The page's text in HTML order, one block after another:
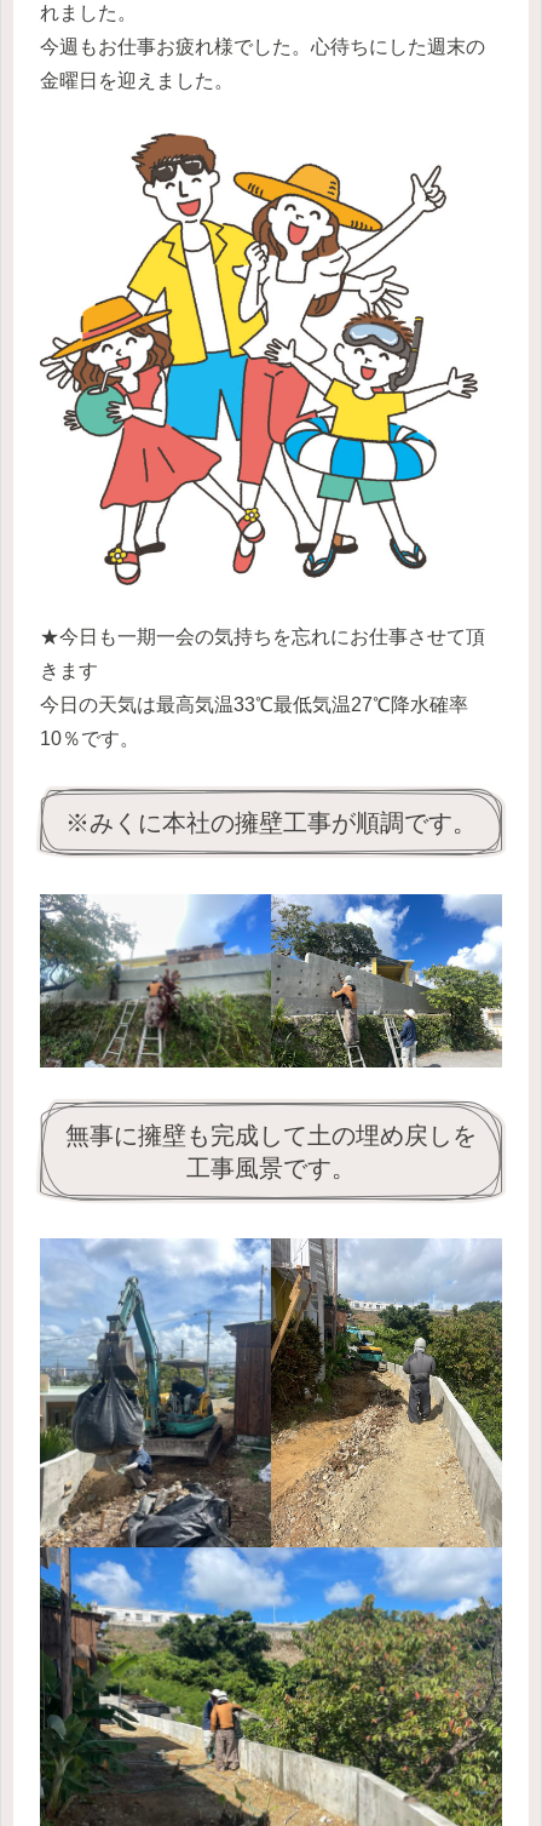
れました。
今週もお仕事お疲れ様でした。心待ちにした週末の
金曜日を迎えました。
★今日も一期一会の気持ちを忘れにお仕事させて頂
きます
今日の天気は最高気温33℃最低気温27℃降水確率
10％です。
※みくに本社の擁壁工事が順調です。
無事に擁壁も完成して土の埋め戻しを
工事風景です。